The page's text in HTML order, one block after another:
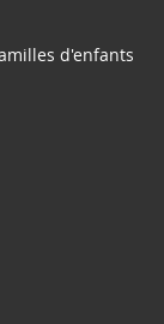
d'enfants